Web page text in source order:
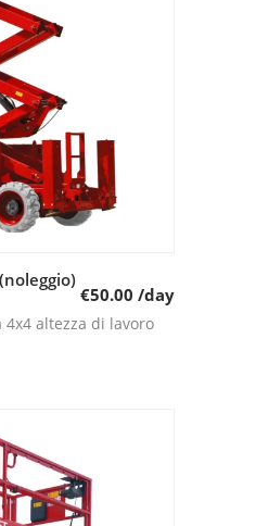
€50.00 /day
altezza di lavoro